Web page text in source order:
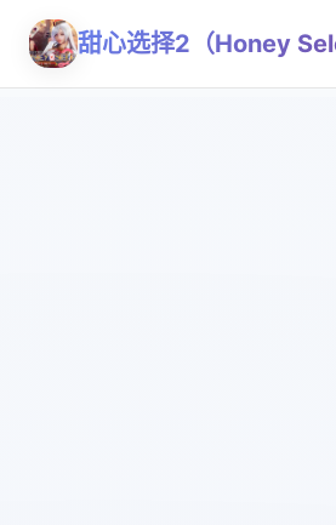
甜心选择2（Honey